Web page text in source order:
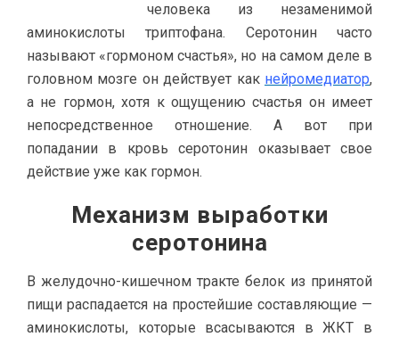
человека из незаменимой
аминокислоты триптофана. Серотонин часто
называют «гормоном счастья», но на самом деле в
головном мозге он действует как нейромедиатор,
а не гормон, хотя к ощущению счастья он имеет
непосредственное отношение. А вот при
попадании в кровь серотонин оказывает свое
действие уже как гормон.
Механизм выработки
серотонина
В желудочно-кишечном тракте белок из принятой
пищи распадается на простейшие составляющие —
аминокислоты, которые всасываются в ЖКТ в